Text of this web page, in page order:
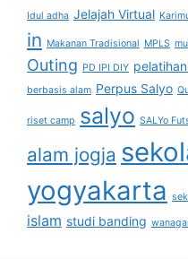
Idul adha Jelajah Virtual
in Makanan Tradisional MPLS
Outing PD IPI DIY
berbasis alam Perpus Salyo
riset camp salyo SALYo
alam jogja
yogyakarta
islam studi banding